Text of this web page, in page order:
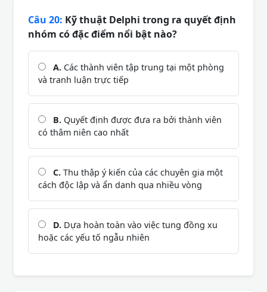
Câu 20: Kỹ thuật Delphi trong ra quyết định
nhóm có đặc điểm nổi bật nào?
A. Các thành viên tập trung tại một phòng
và tranh luận trực tiếp
B. Quyết định được đưa ra bởi thành viên
có thâm niên cao nhất
C. Thu thập ý kiến của các chuyên gia một
cách độc lập và ẩn danh qua nhiều vòng
D. Dựa hoàn toàn vào việc tung đồng xu
hoặc các yếu tố ngẫu nhiên